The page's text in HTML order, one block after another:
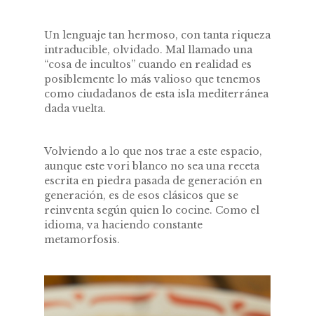
Un lenguaje tan hermoso, con tanta riqueza
intraducible, olvidado. Mal llamado una
“cosa de incultos” cuando en realidad es
posiblemente lo más valioso que tenemos
como ciudadanos de esta isla mediterránea
dada vuelta.
Volviendo a lo que nos trae a este espacio,
aunque este vori blanco no sea una receta
escrita en piedra pasada de generación en
generación, es de esos clásicos que se
reinventa según quien lo cocine. Como el
idioma, va haciendo constante
metamorfosis.